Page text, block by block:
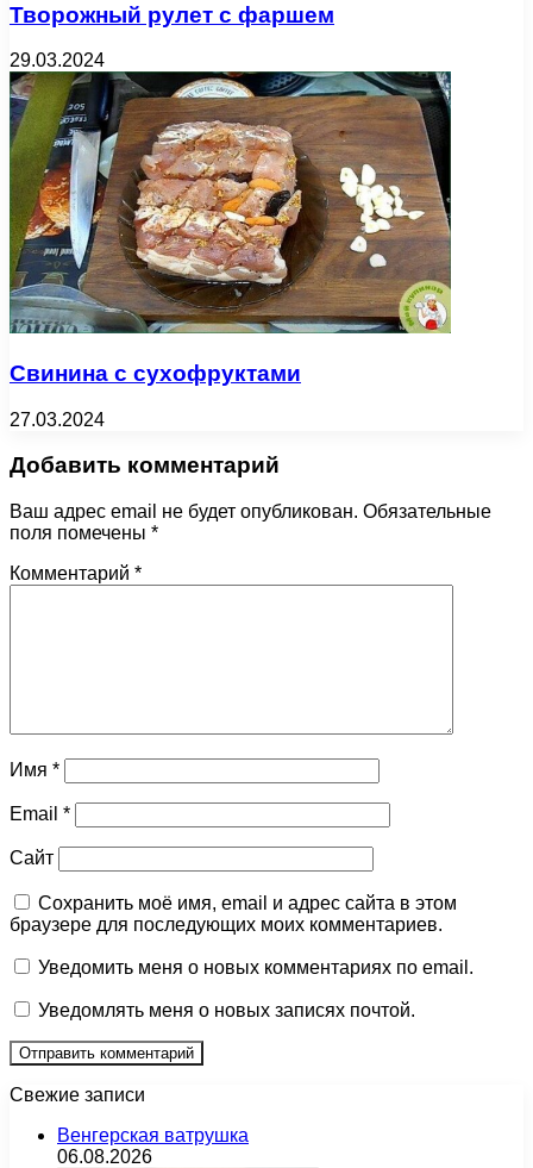
Творожный рулет с фаршем
29.03.2024
Свинина с сухофруктами
27.03.2024
Добавить комментарий
Ваш адрес email не будет опубликован. Обязательные
поля помечены *
Комментарий *
Имя *
Email *
Сайт
Сохранить моё имя, email и адрес сайта в этом
браузере для последующих моих комментариев.
Уведомить меня о новых комментариях по email.
Уведомлять меня о новых записях почтой.
Свежие записи
Венгерская ватрушка
06.08.2026